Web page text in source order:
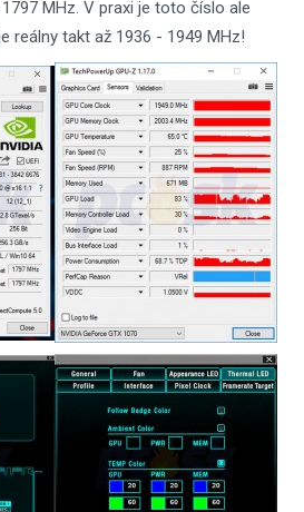
MHz. V praxi je toto číslo ale
reálny takt až 1936 - 1949 MHz!